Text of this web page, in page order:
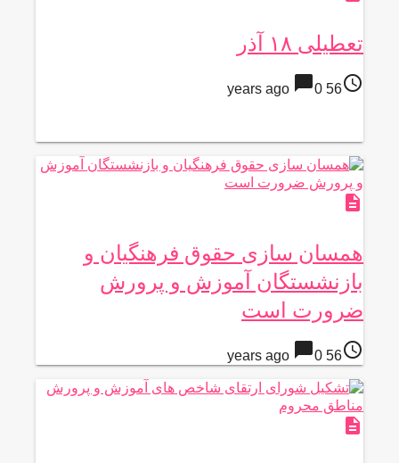
تعطیلی ۱۸ آذر
access_time
56 years ago
chat_bubble0
description
همسان سازی حقوق فرهنگیان و
بازنشستگان آموزش و پرورش
ضرورت است
access_time
56 years ago
chat_bubble0
description